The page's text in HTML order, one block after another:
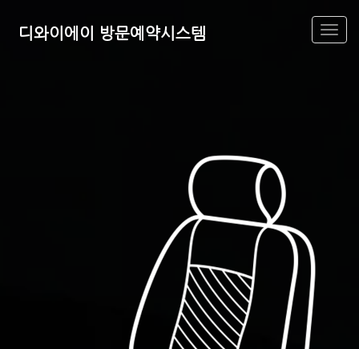
디와이에이 방문예약시스템